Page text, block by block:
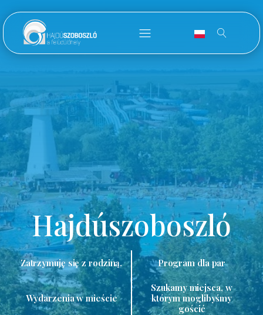
Hajdúszoboszló
Zatrzymuję się z rodziną. Program dla par
Wydarzenia w mieście
Szukamy miejsca, w
którym moglibyśmy
gościć